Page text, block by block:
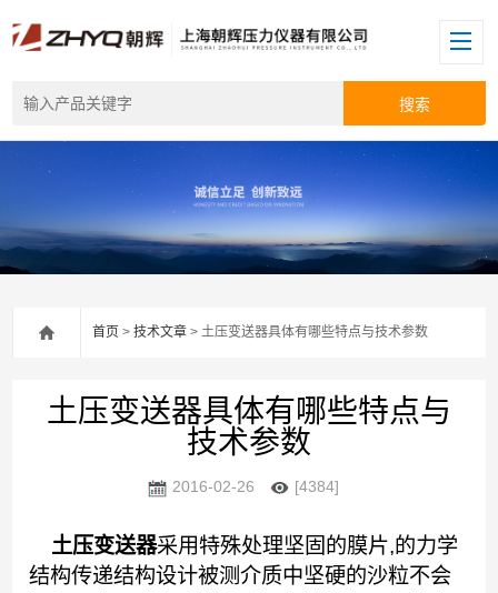
首页 >技术文章 > 土压变送器具体有哪些特点与技术参数
土压变送器具体有哪些特点与
技术参数
2016-02-26 [4384]
土压变送器采用特殊处理坚固的膜片,的力学
结构传递结构设计被测介质中坚硬的沙粒不会